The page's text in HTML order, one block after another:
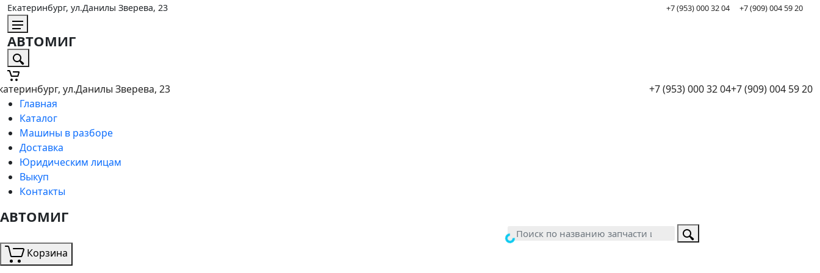
Екатеринбург, ул.Данилы Зверева, 23 +7 (953) 000 32 04 +7 (909) 004 59 20
АВТОМИГ
ул.Данилы Зверева, 23 +7 (953) 000 32 04+7 (909) 004 59 20
Главная
Каталог
Машины в разборе
Доставка
Юридическим лицам
Выкуп
Контакты
АВТОМИГ
Корзина